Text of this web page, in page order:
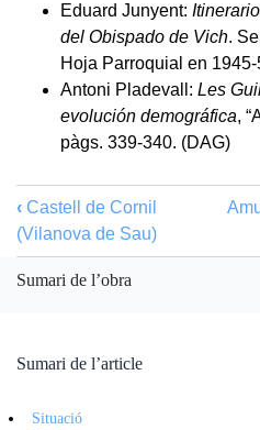
Eduard Junyent:
del Obispado de Vich.
Hoja Parroquial en 1945-
Antoni Pladevall: Les
evolución demográfica,
pàgs. 339-340. (DAG)
‹ Castell de Cornil
(Vilanova de Sau)
Sumari de l’obra
Sumari de l’article
Situació